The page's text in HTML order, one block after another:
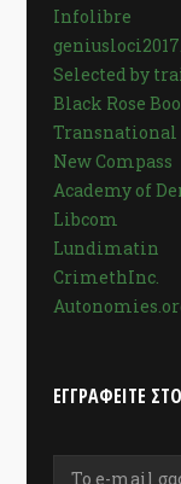
Infolibre
Selected by
Black Rose
Transnational
New Compass
Academy of
Libcom
Lundimatin
CrimethInc.
ΕΓΓΡΑΦΕΊΤΕ